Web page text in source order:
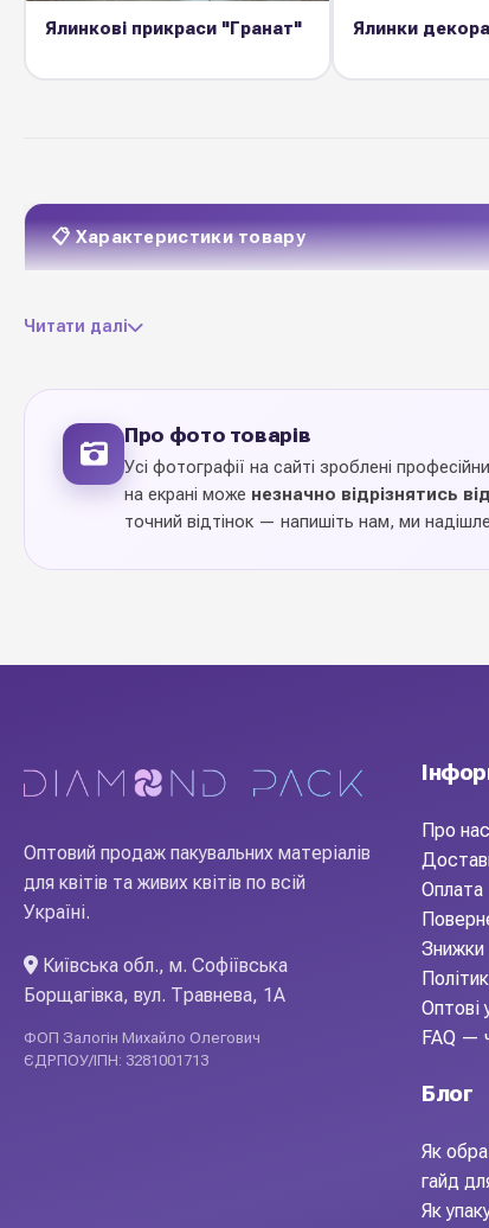
Ялинкові прикраси "Гранат" Ялинки
📋 Характеристики товару
Матеріал
Розмір 70 мм
Кількість в упаковці
Ціна вказана за 1 упаковку (6 шт)
Кріплення на ялинку
авторських роботах. Купуйте оптом у Diamond Pack.
Читати далі
Про фото товарів
Усі фотографії на сайті зроблені
на екрані може незначно відрізнятись
точний відтінок — напишіть нам, ми
Оптовий продаж пакувальних матеріалів
для квітів та живих квітів по всій
Україні.
Київська обл., м. Софіївська
Борщагівка, вул. Травнева, 1А
ФОП Залогін Михайло Олегович
ЄДРПОУ/ІПН: 3281001713
Про нас
Оплата
Знижки
Оптові
FAQ —
Блог
Як
гайд
Як